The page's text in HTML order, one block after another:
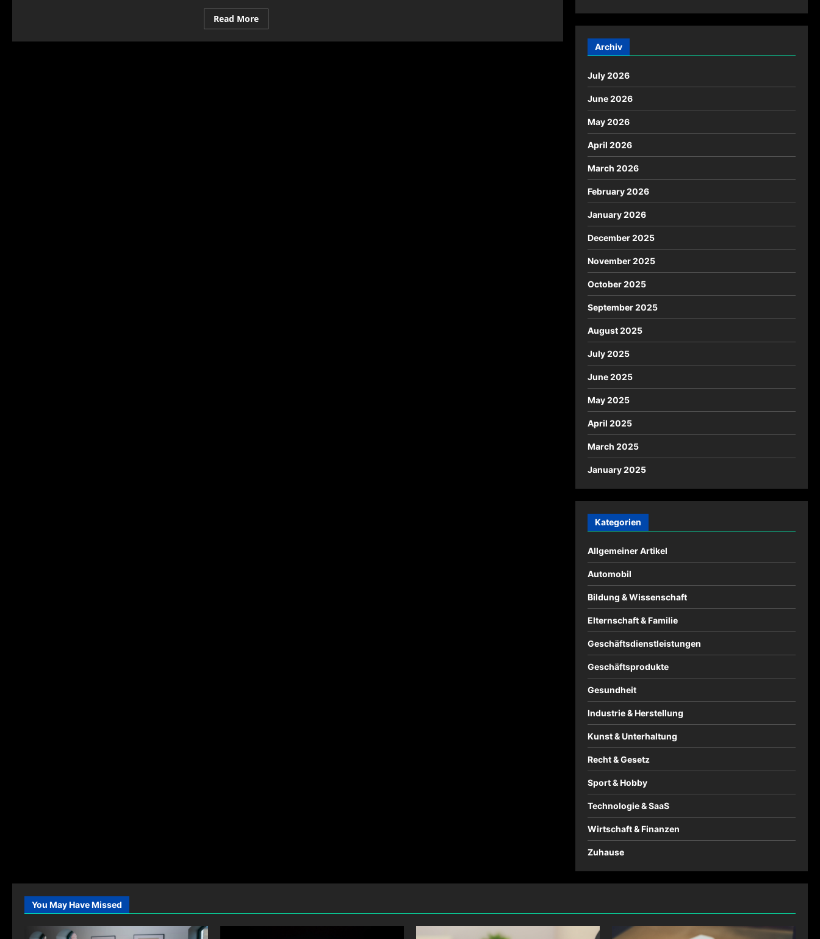
Read MoreRead
more
Produktionsressourcen Archiv
July 2026
June 2026
May 2026
April 2026
March 2026
February 2026
January 2026
December 2025
November 2025
October 2025
September 2025
August 2025
July 2025
June 2025
May 2025
April 2025
March 2025
January 2025
Kategorien
Allgemeiner Artikel
Automobil
Bildung & Wissenschaft
Elternschaft & Familie
Geschäftsdienstleistungen
Geschäftsprodukte
Gesundheit
Industrie & Herstellung
Kunst & Unterhaltung
Recht & Gesetz
Sport & Hobby
Technologie & SaaS
Wirtschaft & Finanzen
Zuhause
You May Have Missed